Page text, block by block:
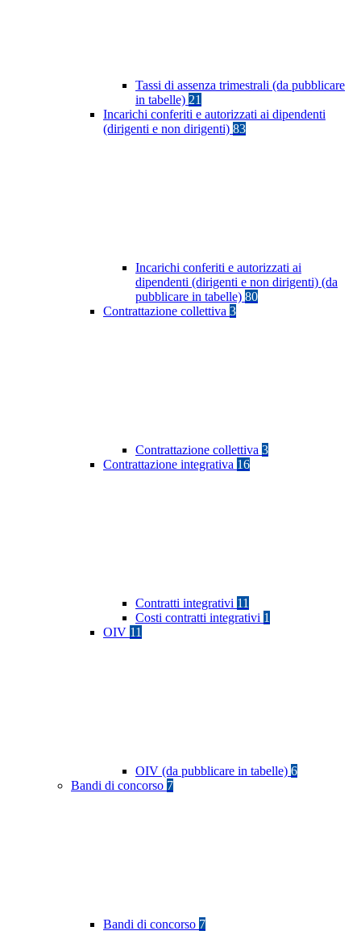
Tassi di assenza trimestrali (da pubblicare
in tabelle) 21
Incarichi conferiti e autorizzati ai dipendenti
(dirigenti e non dirigenti) 83
Incarichi conferiti e autorizzati ai
dipendenti (dirigenti e non dirigenti) (da
pubblicare in tabelle) 80
Contrattazione collettiva 3
Contrattazione collettiva 3
Contrattazione integrativa 16
Contratti integrativi 11
Costi contratti integrativi 1
OIV 11
OIV (da pubblicare in tabelle) 6
Bandi di concorso 7
Bandi di concorso 7